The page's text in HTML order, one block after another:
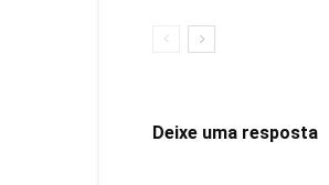
Deixe uma resposta